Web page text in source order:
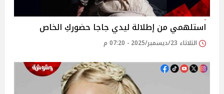
استلهمي من إطلالة ليدي جاجا حضوركِ الخاص
الثلاثاء 23/ديسمبر/2025 - 07:20 م